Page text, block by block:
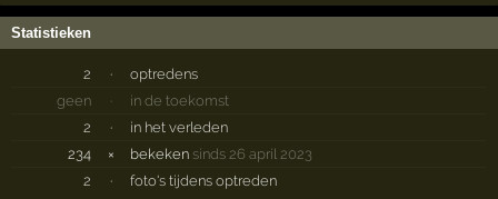
Statistieken
2 ·
optredens
geen
·
in de toekomst
2
·
in het verleden
234
× bekeken sinds 26 april 2023
2
· foto's tijdens optreden